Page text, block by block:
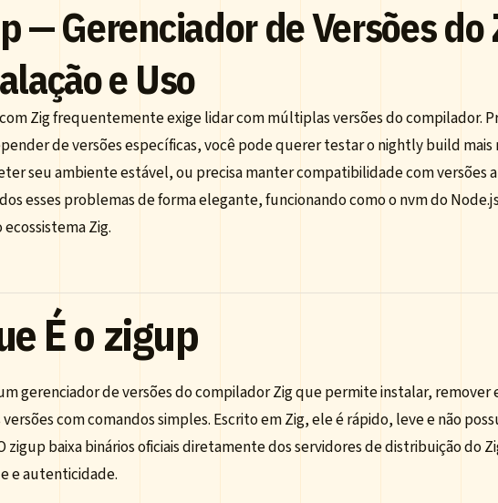
— Gerenciador de Versões do
e Uso
Zig frequentemente exige lidar com múltiplas versões do compilador.
de versões específicas, você pode querer testar o nightly build mais
seu ambiente estável, ou precisa manter compatibilidade com versões
esses problemas de forma elegante, funcionando como o nvm do
ecossistema Zig.
É o zigup
gerenciador de versões do compilador Zig que permite instalar,
com comandos simples. Escrito em Zig, ele é rápido, leve e não
zigup baixa binários oficiais diretamente dos servidores de distribuição do
e autenticidade.